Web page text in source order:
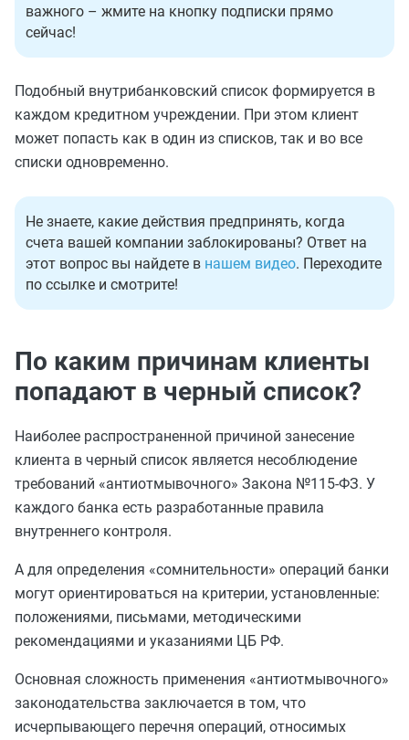
важного – жмите на кнопку подписки прямо
сейчас!
Подобный внутрибанковский список формируется в
каждом кредитном учреждении. При этом клиент
может попасть как в один из списков, так и во все
списки одновременно.
Не знаете, какие действия предпринять, когда
счета вашей компании заблокированы? Ответ на
этот вопрос вы найдете в нашем видео. Переходите
по ссылке и смотрите!
По каким причинам клиенты
попадают в черный список?
Наиболее распространенной причиной занесение
клиента в черный список является несоблюдение
требований «антиотмывочного» Закона №115-ФЗ. У
каждого банка есть разработанные правила
внутреннего контроля.
А для определения «сомнительности» операций банки
могут ориентироваться на критерии, установленные:
положениями, письмами, методическими
рекомендациями и указаниями ЦБ РФ.
Основная сложность применения «антиотмывочного»
законодательства заключается в том, что
исчерпывающего перечня операций, относимых